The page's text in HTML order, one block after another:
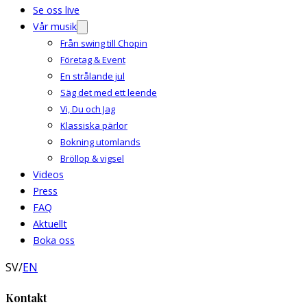
Se oss live
Vår musik
Från swing till Chopin
Företag & Event
En strålande jul
Säg det med ett leende
Vi, Du och Jag
Klassiska pärlor
Bokning utomlands
Bröllop & vigsel
Videos
Press
FAQ
Aktuellt
Boka oss
SV/EN
Kontakt